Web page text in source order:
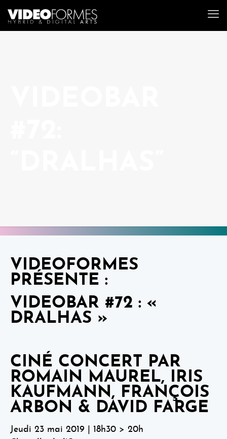
VIDEOFORMES
PRÉSENTE :
VIDEOBAR #72 : «
DRALHAS »
CINÉ CONCERT PAR
ROMAIN MAUREL, IRIS
KAUFMANN, FRANÇOIS
ARBON & DAVID FARGE
Jeudi 23 mai 2019 | 18h30 > 20h